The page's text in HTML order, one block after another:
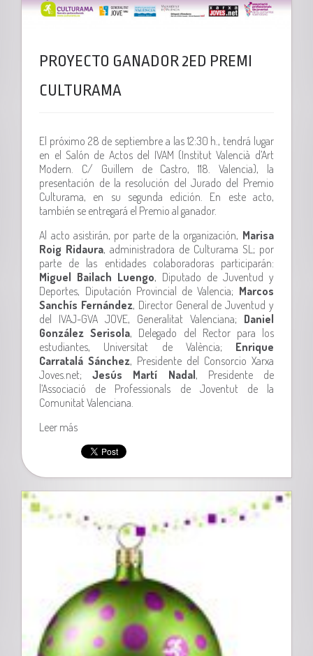
PROYECTO GANADOR 2ED PREMI
CULTURAMA
El próximo 28 de septiembre a las 12:30 h., tendrá lugar
en el Salón de Actos del IVAM (Institut Valencià d’Art
Modern. C/ Guillem de Castro, 118. Valencia), la
presentación de la resolución del Jurado del Premio
Culturama, en su segunda edición. En este acto,
también se entregará el Premio al ganador.
Al acto asistirán, por parte de la organización, Marisa
Roig Ridaura, administradora de Culturama SL; por
parte de las entidades colaboradoras participarán:
Miguel Bailach Luengo, Diputado de Juventud y
Deportes, Diputación Provincial de Valencia; Marcos
Sanchís Fernández, Director General de Juventud y
del IVAJ-GVA JOVE, Generalitat Valenciana; Daniel
González Serisola, Delegado del Rector para los
estudiantes, Universitat de València; Enrique
Carratalá Sánchez, Presidente del Consorcio Xarxa
Joves.net;Jesús Martí Nadal, Presidente de
l’Associació de Professionals de Joventut de la
Comunitat Valenciana.
Leer más